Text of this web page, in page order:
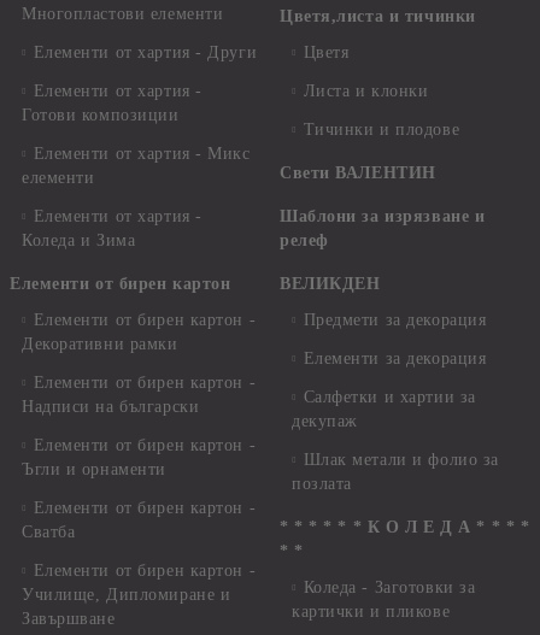
Многопластови елементи
Елементи от хартия - Други
Елементи от хартия -
Готови композиции
Елементи от хартия - Микс
елементи
Елементи от хартия -
Коледа и Зима
Елементи от бирен картон
Елементи от бирен картон -
Декоративни рамки
Елементи от бирен картон -
Надписи на български
Елементи от бирен картон -
Ъгли и орнаменти
Елементи от бирен картон -
Сватба
Елементи от бирен картон -
Училище, Дипломиране и
Завършване
Цветя,листа и тичинки
Цветя
Листа и клонки
Тичинки и плодове
Свети ВАЛЕНТИН
Шаблони за изрязване и
релеф
ВЕЛИКДЕН
Предмети за декорация
Елементи за декорация
Салфетки и хартии за
декупаж
Шлак метали и фолио за
позлата
* * * * * * К О Л Е Д А * * * *
* *
Коледа - Заготовки за
картички и пликове